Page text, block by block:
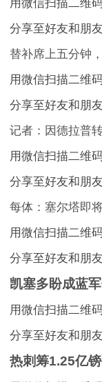
用微信扫描二维
分享至好友和朋
替补席上五分钟
用微信扫描二维
分享至好友和朋
记者：因德拉普
用微信扫描二维
分享至好友和朋
每体：塞尔塔即
用微信扫描二维
分享至好友和朋
凯塞多盼成蓝
用微信扫描二维
分享至好友和朋
热刺筹1.25亿